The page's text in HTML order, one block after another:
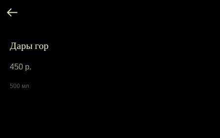
Дары гор
450 р.
500 мл.